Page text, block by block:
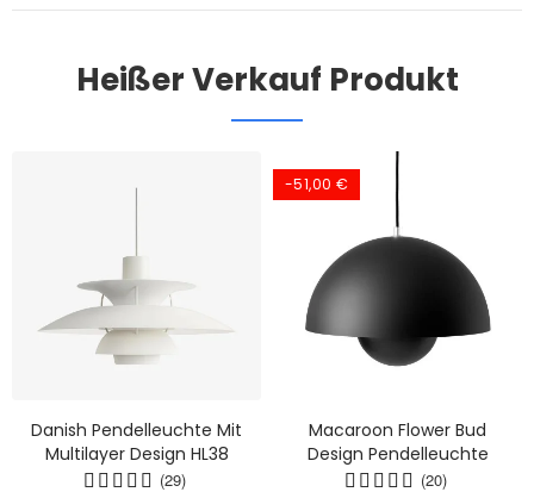
Heißer Verkauf Produkt
Danish Pendelleuchte Mit
Multilayer Design HL38
(29)
-51,00 €
Macaroon Flower Bud
Design Pendelleuchte
(20)